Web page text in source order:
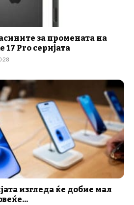
за промената на
17 Pro серијата
изгледа ќе добие мал